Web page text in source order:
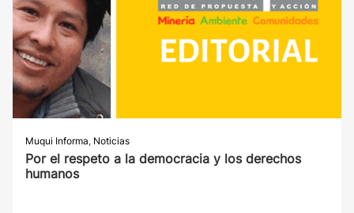
Muqui Informa, Noticias
Por el respeto a la democracia y los derechos
humanos